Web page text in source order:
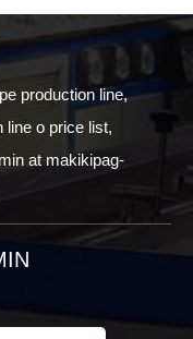
production line,
line o price list,
at makikipag-